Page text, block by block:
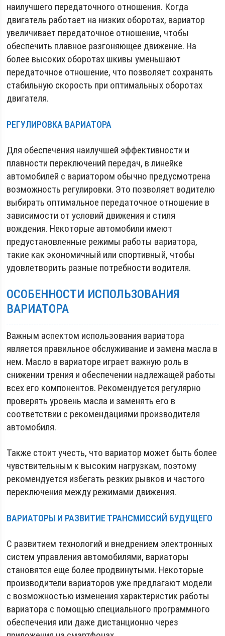
наилучшего передаточного отношения. Когда
двигатель работает на низких оборотах, вариатор
увеличивает передаточное отношение, чтобы
обеспечить плавное разгоняющее движение. На
более высоких оборотах шкивы уменьшают
передаточное отношение, что позволяет сохранять
стабильную скорость при оптимальных оборотах
двигателя.
РЕГУЛИРОВКА ВАРИАТОРА
Для обеспечения наилучшей эффективности и
плавности переключений передач, в линейке
автомобилей с вариатором обычно предусмотрена
возможность регулировки. Это позволяет водителю
выбирать оптимальное передаточное отношение в
зависимости от условий движения и стиля
вождения. Некоторые автомобили имеют
предустановленные режимы работы вариатора,
такие как экономичный или спортивный, чтобы
удовлетворить разные потребности водителя.
ОСОБЕННОСТИ ИСПОЛЬЗОВАНИЯ
ВАРИАТОРА
Важным аспектом использования вариатора
является правильное обслуживание и замена масла в
нем. Масло в вариаторе играет важную роль в
снижении трения и обеспечении надлежащей работы
всех его компонентов. Рекомендуется регулярно
проверять уровень масла и заменять его в
соответствии с рекомендациями производителя
автомобиля.
Также стоит учесть, что вариатор может быть более
чувствительным к высоким нагрузкам, поэтому
рекомендуется избегать резких рывков и частого
переключения между режимами движения.
ВАРИАТОРЫ И РАЗВИТИЕ ТРАНСМИССИЙ БУДУЩЕГО
С развитием технологий и внедрением электронных
систем управления автомобилями, вариаторы
становятся еще более продвинутыми. Некоторые
производители вариаторов уже предлагают модели
с возможностью изменения характеристик работы
вариатора с помощью специального программного
обеспечения или даже дистанционно через